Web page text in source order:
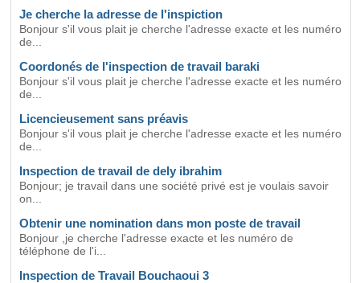
Je cherche la adresse de l'inspiction
Bonjour s'il vous plait je cherche l'adresse exacte et les numéro
de...
Coordonés de l'inspection de travail baraki
Bonjour s'il vous plait je cherche l'adresse exacte et les numéro
de...
Licencieusement sans préavis
Bonjour s'il vous plait je cherche l'adresse exacte et les numéro
de...
Inspection de travail de dely ibrahim
Bonjour; je travail dans une société privé est je voulais savoir
on...
Obtenir une nomination dans mon poste de travail
Bonjour ,je cherche l'adresse exacte et les numéro de
téléphone de l'i...
Inspection de Travail Bouchaoui 3